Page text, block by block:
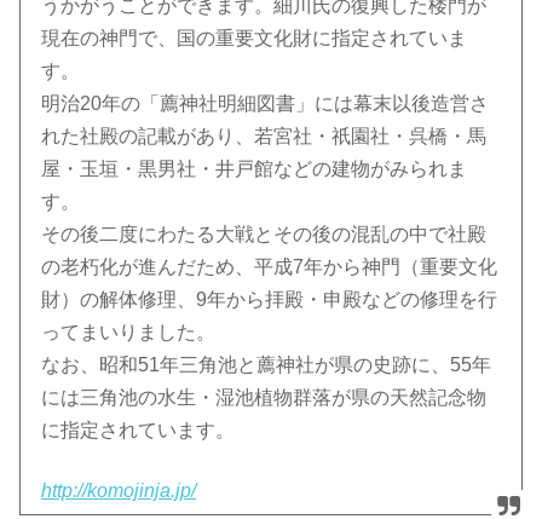
うかがうことができます。細川氏の復興した楼門が
現在の神門で、国の重要文化財に指定されていま
す。
明治20年の「薦神社明細図書」には幕末以後造営さ
れた社殿の記載があり、若宮社・祇園社・呉橋・馬
屋・玉垣・黒男社・井戸館などの建物がみられま
す。
その後二度にわたる大戦とその後の混乱の中で社殿
の老朽化が進んだため、平成7年から神門（重要文化
財）の解体修理、9年から拝殿・申殿などの修理を行
ってまいりました。
なお、昭和51年三角池と薦神社が県の史跡に、55年
には三角池の水生・湿池植物群落が県の天然記念物
に指定されています。
http://komojinja.jp/